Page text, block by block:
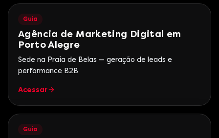
Guia
Agência de Marketing Digital em
Porto Alegre
Sede na Praia de Belas — geração de leads e
performance B2B
Acessar
Guia